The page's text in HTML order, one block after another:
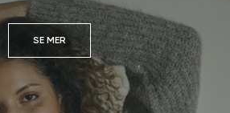
SE MER